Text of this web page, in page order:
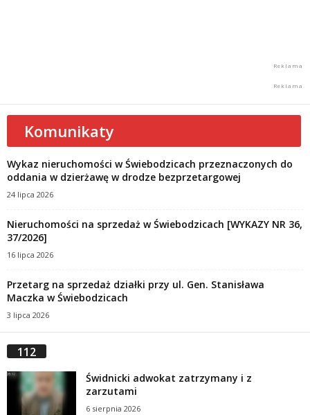
Komunikaty
Wykaz nieruchomości w Świebodzicach przeznaczonych do
oddania w dzierżawę w drodze bezprzetargowej
24 lipca 2026
Nieruchomości na sprzedaż w Świebodzicach [WYKAZY NR 36,
37/2026]
16 lipca 2026
Przetarg na sprzedaż działki przy ul. Gen. Stanisława
Maczka w Świebodzicach
3 lipca 2026
112
Świdnicki adwokat zatrzymany i z
zarzutami
6 sierpnia 2026